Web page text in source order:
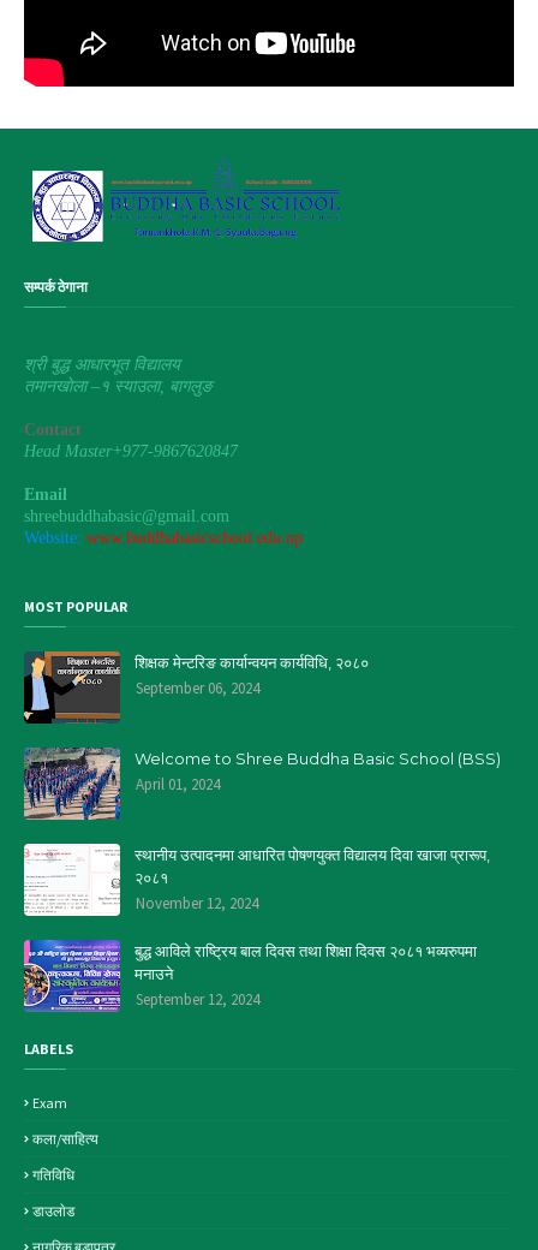
सम्पर्क ठेगाना
श्री बुद्ध आधारभूत विद्यालय
तमानखाेला –१ स्याउला, बागलुङ
Contact
Head Master+977-9867620847
Email
shreebuddhabasic@gmail.com
Website: www.buddhabasicschool.edu.np
MOST POPULAR
शिक्षक मेन्टरिङ कार्यान्वयन कार्यविधि, २०८०
September 06, 2024
Welcome to Shree Buddha Basic School (BSS)
April 01, 2024
स्थानीय उत्पादनमा आधारित पोषणयुक्त विद्यालय दिवा खाजा प्रारूप,
२०८१
November 12, 2024
बुद्ध आविले राष्ट्रिय बाल दिवस तथा शिक्षा दिवस २०८१ भव्यरुपमा
मनाउने
September 12, 2024
LABELS
Exam
कला/साहित्य
गतिविधि
डाउलाेड